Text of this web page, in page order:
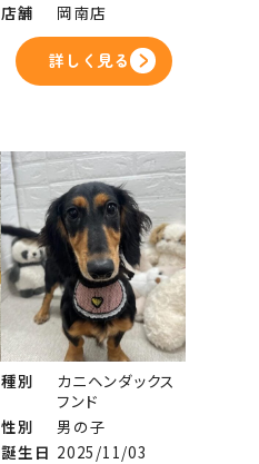
店舗
岡南店
詳しく見る
種別
カニヘンダックス
フンド
性別
男の子
誕生日 2025/11/03